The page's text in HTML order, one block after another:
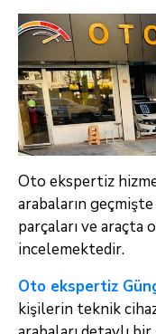
Oto ekspertiz
arabaların geçmişte
parçaları ve araçta
incelemektedir.
Oto ekspertiz
kişilerin teknik